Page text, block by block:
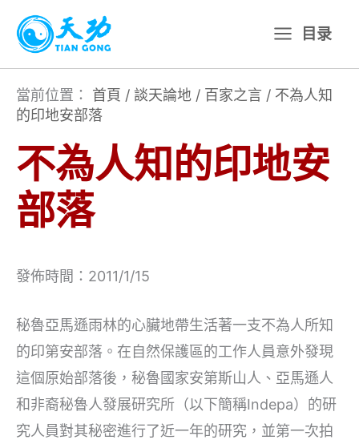
主
目录
當前位置： 首頁 / 談天論地 / 百家之言 / 不為人知
的印地安部落
不為人知的印地安
部落
發佈時間：2011/1/15
秘魯亞馬遜雨林的心臟地帶生活著一支不為人所知
的印第安部落。在自然保護區的工作人員意外發現
這個原始部落後，秘魯國家安第斯山人、亞馬遜人
和非裔秘魯人發展研究所（以下簡稱Indepa）的研
究人員對其秘密進行了近一年的研究，並第一次拍